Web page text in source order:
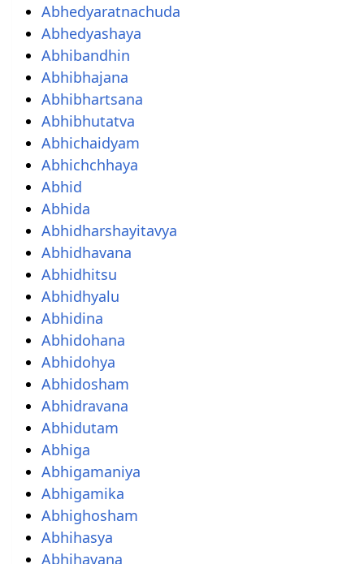
Abhedyaratnachuda
Abhedyashaya
Abhibandhin
Abhibhajana
Abhibhartsana
Abhibhutatva
Abhichaidyam
Abhichchhaya
Abhid
Abhida
Abhidharshayitavya
Abhidhavana
Abhidhitsu
Abhidhyalu
Abhidina
Abhidohana
Abhidohya
Abhidosham
Abhidravana
Abhidutam
Abhiga
Abhigamaniya
Abhigamika
Abhighosham
Abhihasya
Abhihavana